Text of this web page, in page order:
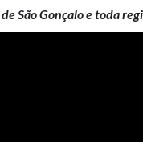
São Gonçalo e toda